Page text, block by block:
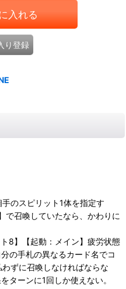
入れる
り登録
のスピリット1体を指定す
で召喚していたなら、かわりに
8】【起動：メイン】疲労状態
の手札の異なるカード名でコ
ずに召喚しなければならな
ターンに1回しか使えない。